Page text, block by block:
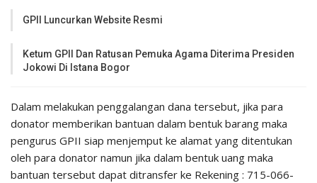
GPII Luncurkan Website Resmi
Ketum GPII Dan Ratusan Pemuka Agama Diterima Presiden
Jokowi Di Istana Bogor
Dalam melakukan penggalangan dana tersebut, jika para
donator memberikan bantuan dalam bentuk barang maka
pengurus GPII siap menjemput ke alamat yang ditentukan
oleh para donator namun jika dalam bentuk uang maka
bantuan tersebut dapat ditransfer ke Rekening : 715-066-